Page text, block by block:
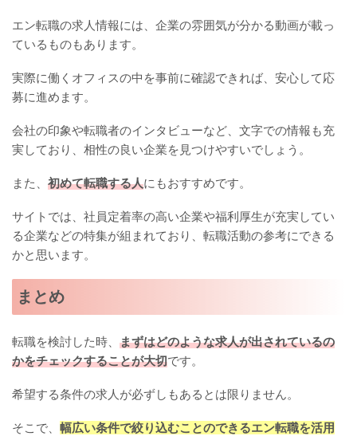
エン転職の求人情報には、企業の雰囲気が分かる動画が載っ
ているものもあります。
実際に働くオフィスの中を事前に確認できれば、安心して応
募に進めます。
会社の印象や転職者のインタビューなど、文字での情報も充
実しており、相性の良い企業を見つけやすいでしょう。
また、 初めて転職する人にもおすすめです。
サイトでは、社員定着率の高い企業や福利厚生が充実してい
る企業などの特集が組まれており、転職活動の参考にできる
かと思います。
まとめ
転職を検討した時、 まずはどのような求人が出されているの
かをチェックすることが大切です。
希望する条件の求人が必ずしもあるとは限りません。
そこで、 幅広い条件で絞り込むことのできるエン転職を活用